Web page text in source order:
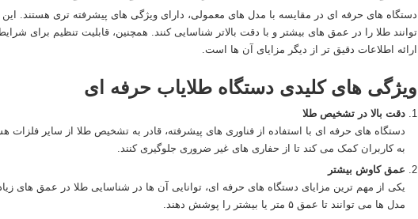
دستگاه‌ های حرفه‌ ای در مقایسه با مدل‌ های معمولی، دارای ویژگی‌ های پیشرفته‌ تری هستند.
توانند طلا را در عمق‌ های بیشتر و با دقت بالاتر شناسایی کنند. همچنین، قابلیت تنظیم برای
ارائه اطلاعات دقیق‌ تر از دیگر مزایای آن‌ ها است.
ویژگی‌ های کلیدی دستگاه طلایاب حرفه‌ ای
دقت بالا در تشخیص طلا
دستگاه‌ های حرفه‌ ای با استفاده از فناوری‌ های پیشرفته، قادر به تشخیص طلا از سایر فلزات
به کاربران کمک می‌ کند تا از حفاری‌ های غیر ضروری جلوگیری کنند.
عمق کاوش بیشتر
یکی از مهم‌ ترین مزایای دستگاه‌ های حرفه‌ ای، توانایی آن‌ ها در شناسایی طلا در عمق‌ های
مدل‌ ها می‌ توانند تا عمق ۵ متر یا بیشتر را پوشش دهند.